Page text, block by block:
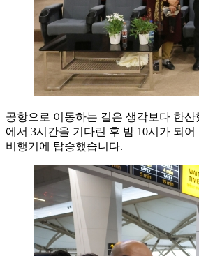
공항으로 이동하는 길은 생각보다 한
에서 3시간을 기다린 후 밤 10시가 되
비행기에 탑승했습니다.